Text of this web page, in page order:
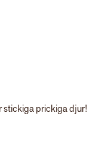
stickiga prickiga djur!